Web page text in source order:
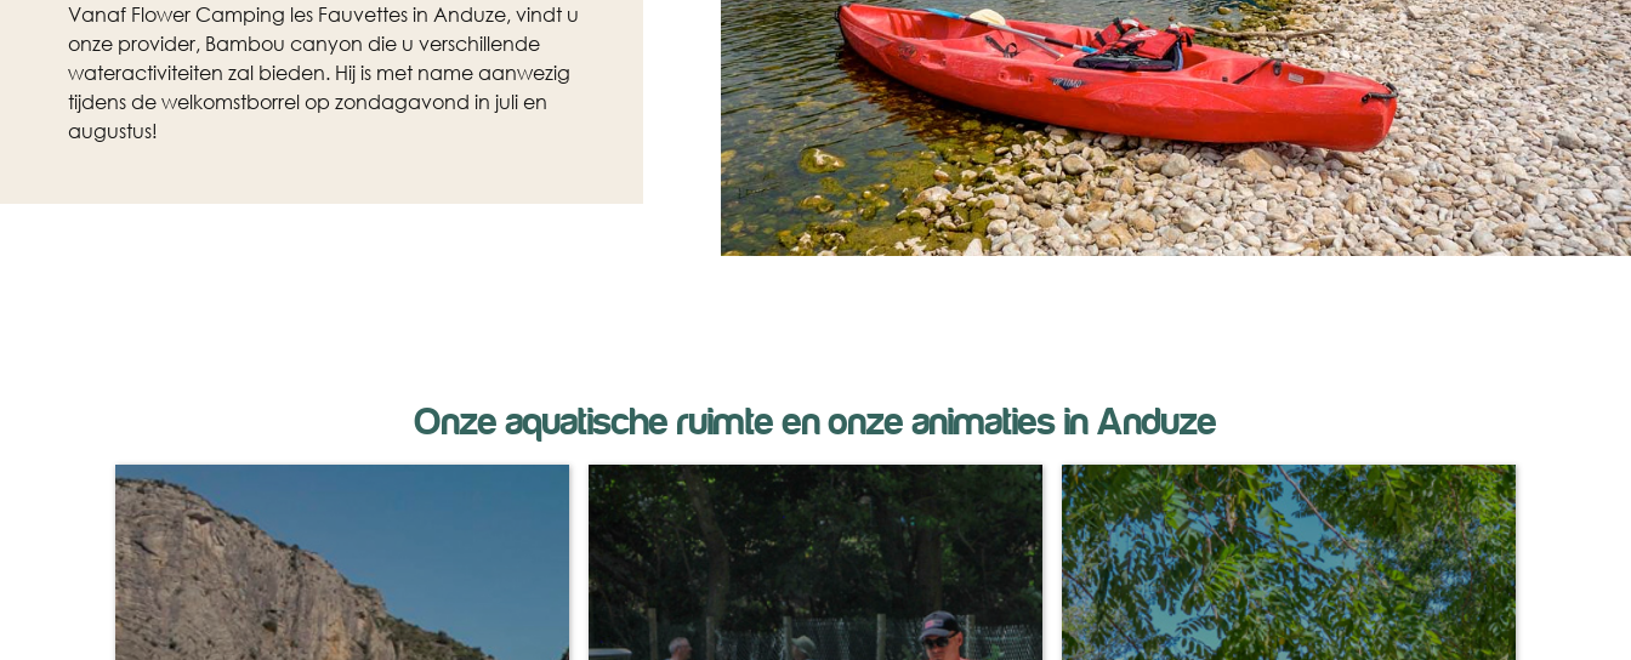
Vanaf Flower Camping les Fauvettes in Anduze, vindt u
onze provider, Bambou canyon die u verschillende
wateractiviteiten zal bieden. Hij is met name aanwezig
tijdens de welkomstborrel op zondagavond in juli en
augustus!
Onze aquatische ruimte en onze animaties in Anduze